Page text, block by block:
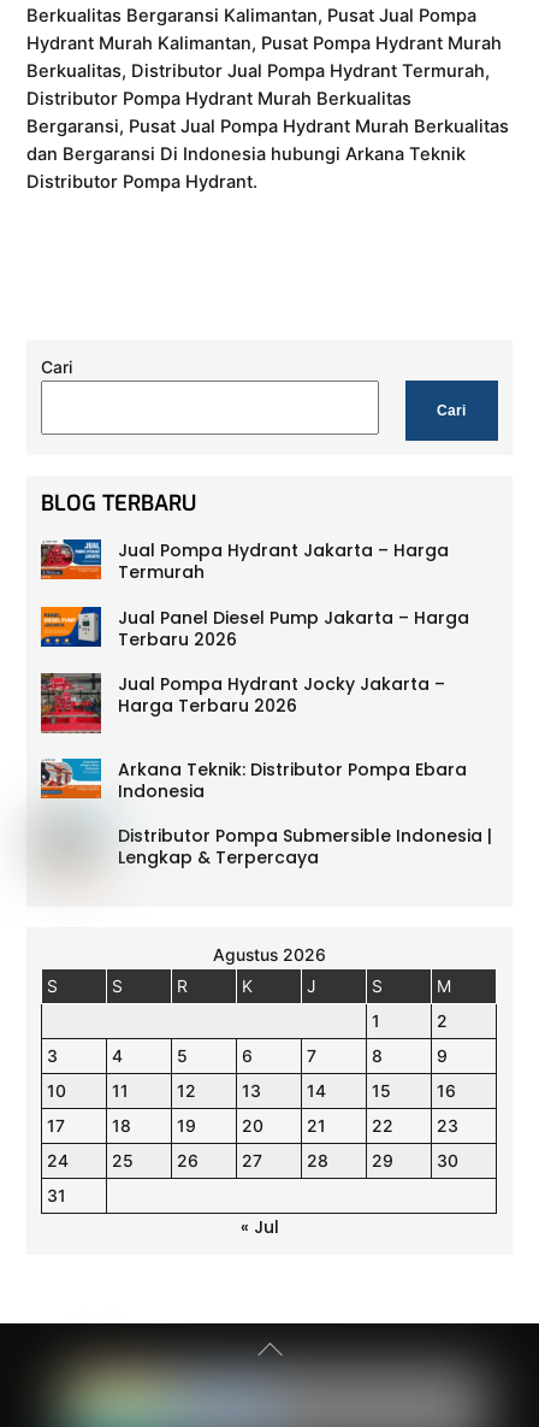
Berkualitas Bergaransi Kalimantan, Pusat Jual Pompa
Hydrant Murah Kalimantan, Pusat Pompa Hydrant Murah
Berkualitas, Distributor Jual Pompa Hydrant Termurah,
Distributor Pompa Hydrant Murah Berkualitas
Bergaransi, Pusat Jual Pompa Hydrant Murah Berkualitas
dan Bergaransi Di Indonesia hubungi Arkana Teknik
Distributor Pompa Hydrant.
Cari
Cari
BLOG TERBARU
Jual Pompa Hydrant Jakarta – Harga
Termurah
Jual Panel Diesel Pump Jakarta – Harga
Terbaru 2026
Jual Pompa Hydrant Jocky Jakarta –
Harga Terbaru 2026
Arkana Teknik: Distributor Pompa Ebara
Indonesia
Distributor Pompa Submersible Indonesia |
Lengkap & Terpercaya
Agustus 2026
S
S R K J S
M
1
2
3
4 5 6 7 8
9
10
11 12 13 14 15
16
17
18 19 20 21 22
23
24
25 26 27 28 29
30
31
« Jul
Back